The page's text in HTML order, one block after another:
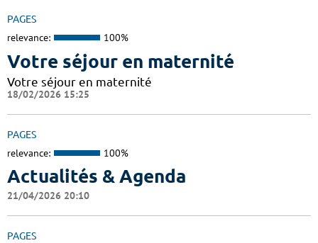
PAGES
relevance: 100%
Votre séjour en maternité
Votre séjour en maternité
18/02/2026 15:25
PAGES
relevance: 100%
Actualités & Agenda
21/04/2026 20:10
PAGES